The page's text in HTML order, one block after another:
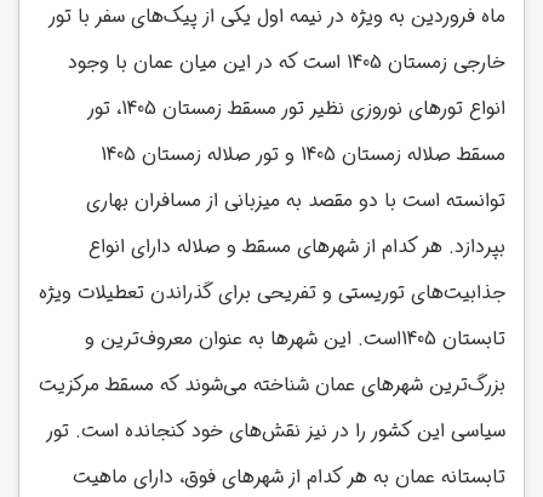
ماه فروردین به ویژه در نیمه اول یکی از پیک‌های سفر با تور
خارجی زمستان 1405 است که در این میان عمان با وجود
انواع تورهای نوروزی نظیر تور مسقط زمستان 1405، تور
مسقط صلاله زمستان 1405 و تور صلاله زمستان 1405
توانسته است با دو مقصد به میزبانی از مسافران بهاری
بپردازد. هر کدام از شهرهای مسقط و صلاله دارای انواع
جذابیت‌های توریستی و تفریحی برای گذراندن تعطیلات ویژه
تابستان 1405است. این شهرها به عنوان معروف‌ترین و
بزرگ‌ترین شهرهای عمان شناخته می‌شوند که مسقط مرکزیت
سیاسی این کشور را در نیز نقش‌های خود کنجانده است. تور
تابستانه عمان به هر کدام از شهرهای فوق، دارای ماهیت